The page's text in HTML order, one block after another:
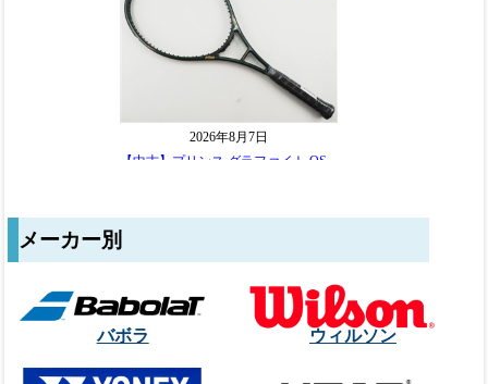
メーカー別
バボラ ウィルソン